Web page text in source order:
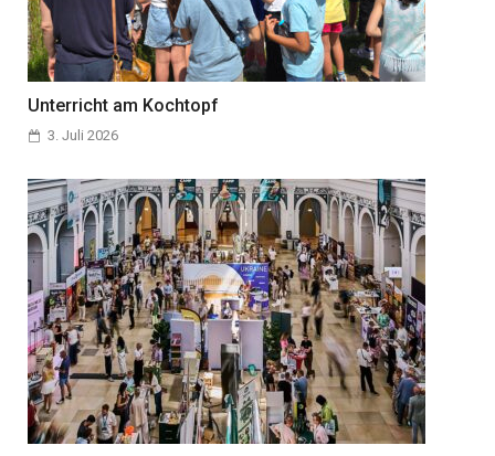
Unterricht am Kochtopf
3. Juli 2026